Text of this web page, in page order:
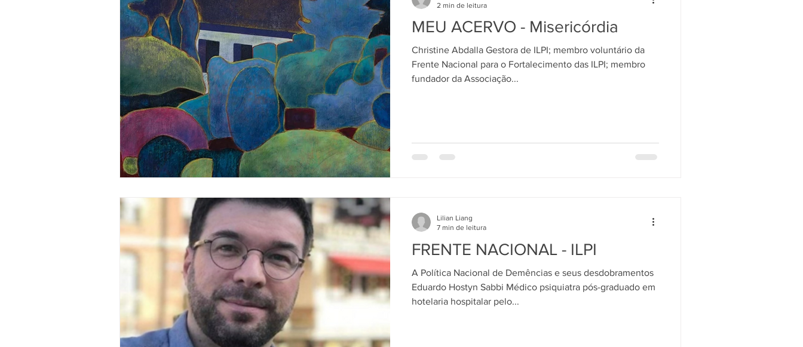
MEU ACERVO - Misericórdia
Christine Abdalla Gestora de ILPI; membro voluntário da
Frente Nacional para o Fortalecimento das ILPI; membro
fundador da Associação...
2 min de leitura
FRENTE NACIONAL - ILPI
A Política Nacional de Demências e seus desdobramentos
Eduardo Hostyn Sabbi Médico psiquiatra pós-graduado em
hotelaria hospitalar pelo...
Lilian Liang
7 min de leitura